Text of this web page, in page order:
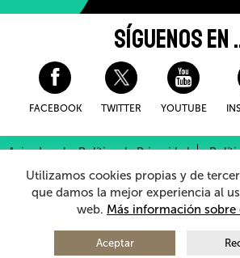
SÍGUENOS EN
FACEBOOK TWITTER YOUTUBE
Aviso Legal y Política de Privacidad
Condiciones Generales de Compra
Sistema Interno de Información
© 2026 - Teatro Arriaga AntzokiaTodos los
Utilizamos cookies propias y de
que damos la mejor experiencia al
web. Más información sobre
Aceptar